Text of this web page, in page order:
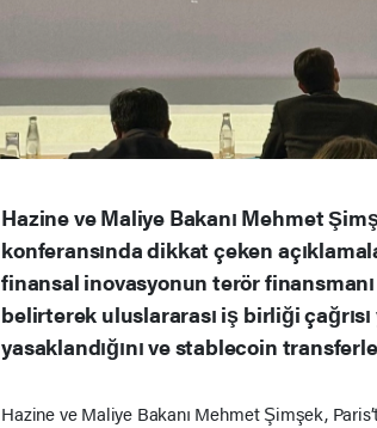
Hazine ve Maliye Bakanı Mehmet
konferansında dikkat çeken
finansal inovasyonun terör
belirterek uluslararası iş birliği
yasaklandığını ve stablecoin
Hazine ve Maliye Bakanı Mehmet Şimşek,